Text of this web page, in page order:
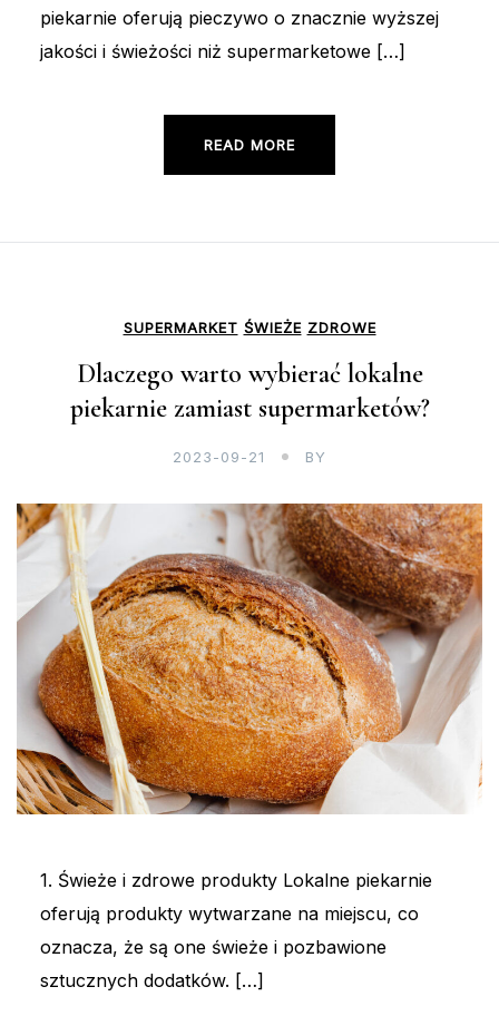
piekarnie oferują pieczywo o znacznie wyższej
jakości i świeżości niż supermarketowe […]
READ MORE
SUPERMARKET ŚWIEŻE ZDROWE
Dlaczego warto wybierać lokalne
piekarnie zamiast supermarketów?
2023-09-21 BY
1. Świeże i zdrowe produkty Lokalne piekarnie
oferują produkty wytwarzane na miejscu, co
oznacza, że są one świeże i pozbawione
sztucznych dodatków. […]